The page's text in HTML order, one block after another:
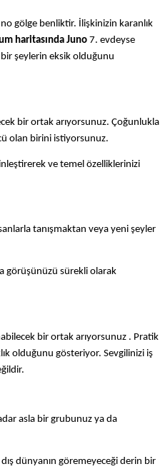
gölge benliktir. İlişkinizin karanlık
haritasında Juno 7. evdeyse
şeylerin eksik olduğunu
bir ortak arıyorsunuz. Çoğunlukla
olan birini istiyorsunuz.
ve temel özelliklerinizi
tanışmaktan veya yeni şeyler
görüşünüzü sürekli olarak
bir ortak arıyorsunuz . Pratik
olduğunu gösteriyor. Sevgilinizi iş
asla bir grubunuz ya da
dünyanın göremeyeceği derin bir